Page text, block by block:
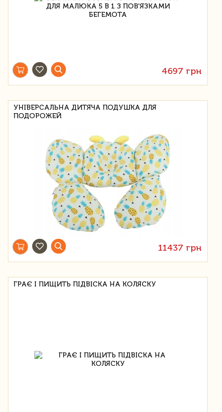
4697 грн
УНІВЕРСАЛЬНА ДИТЯЧА ПОДУШКА ДЛЯ
ПОДОРОЖЕЙ
11437 грн
ГРАЄ І ПИЩИТЬ ПІДВІСКА НА КОЛЯСКУ